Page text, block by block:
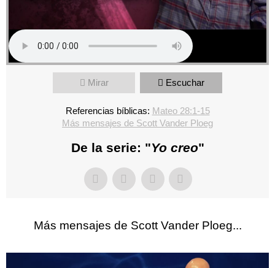
Mirar Escuchar
Referencias bíblicas: Mateo 28:1-15
Más mensajes de Scott Vander Ploeg
De la serie: "Yo creo"
Más mensajes de Scott Vander Ploeg...